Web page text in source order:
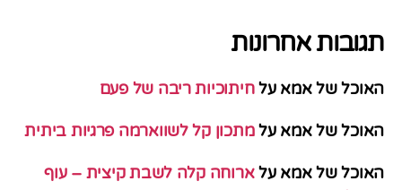
תגובות אחרונות
האוכל של אמא עלחיתוכיות ריבה של פעם
האוכל של אמא עלמתכון קל לשווארמה פרגיות ביתית
האוכל של אמא עלארוחה קלה לשבת קיצית – עוף